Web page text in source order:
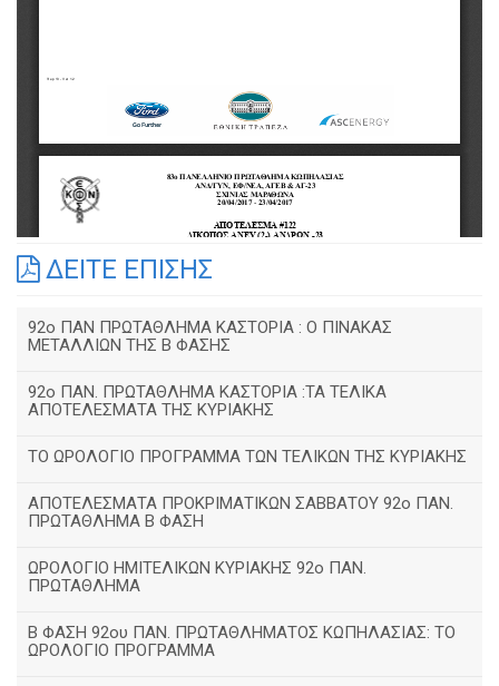
ΔΕΙΤΕ ΕΠΙΣΗΣ
92o ΠΑΝ ΠΡΩΤΑΘΛΗΜΑ ΚΑΣΤΟΡΙΑ : Ο ΠΙΝΑΚΑΣ
ΜΕΤΑΛΛΙΩΝ ΤΗΣ Β ΦΑΣΗΣ
92ο ΠΑΝ. ΠΡΩΤΑΘΛΗΜΑ ΚΑΣΤΟΡΙΑ :ΤΑ ΤΕΛΙΚΑ
ΑΠΟΤΕΛΕΣΜΑΤΑ ΤΗΣ ΚΥΡΙΑΚΗΣ
ΤΟ ΩΡΟΛΟΓΙΟ ΠΡΟΓΡΑΜΜΑ ΤΩΝ ΤΕΛΙΚΩΝ ΤΗΣ ΚΥΡΙΑΚΗΣ
ΑΠΟΤΕΛΕΣΜΑΤΑ ΠΡΟΚΡΙΜΑΤΙΚΩΝ ΣΑΒΒΑΤΟΥ 92o ΠΑΝ.
ΠΡΩΤΑΘΛΗΜΑ Β ΦΑΣΗ
ΩΡΟΛΟΓΙΟ ΗΜΙΤΕΛΙΚΩΝ ΚΥΡΙΑΚΗΣ 92ο ΠΑΝ.
ΠΡΩΤΑΘΛΗΜΑ
Β ΦΑΣΗ 92ου ΠΑΝ. ΠΡΩΤΑΘΛΗΜΑΤΟΣ ΚΩΠΗΛΑΣΙΑΣ: ΤΟ
ΩΡΟΛΟΓΙΟ ΠΡΟΓΡΑΜΜΑ